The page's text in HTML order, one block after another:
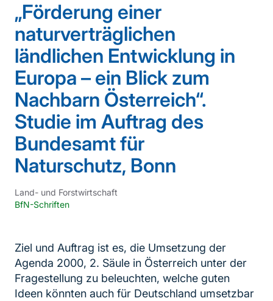
„Förderung einer
naturverträglichen
ländlichen Entwicklung in
Europa – ein Blick zum
Nachbarn Österreich“.
Studie im Auftrag des
Bundesamt für
Naturschutz, Bonn
Land- und Forstwirtschaft
BfN-Schriften
Ziel und Auftrag ist es, die Umsetzung der
Agenda 2000, 2. Säule in Österreich unter der
Fragestellung zu beleuchten, welche guten
Ideen könnten auch für Deutschland umsetzbar